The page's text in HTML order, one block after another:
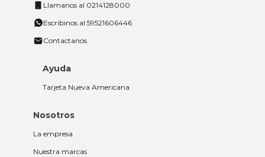
Llamanos al 0214128000
Escribinos al 59521606446
Contactanos
Ayuda
Tarjeta Nueva Americana
Nosotros
La empresa
Nuestra marcas